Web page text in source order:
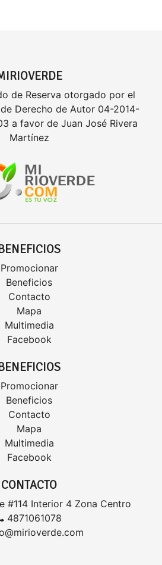
de Reserva otorgado por el
Derecho de Autor 04-2014-
a favor de Juan José Rivera
Martínez
Promocionar
Beneficios
Contacto
Mapa
Multimedia
Facebook
Promocionar
Beneficios
Contacto
Mapa
Multimedia
Facebook
CONTACTO
#114 Interior 4 Zona Centro
4871061078